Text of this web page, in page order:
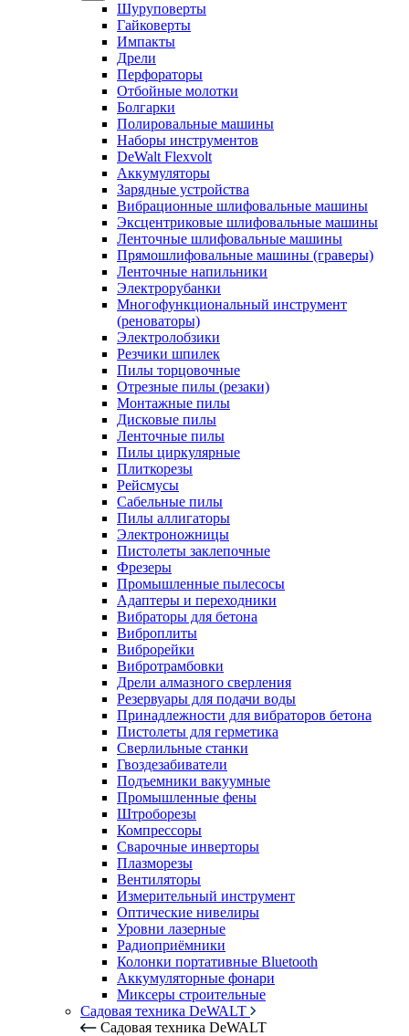
Шуруповерты
Гайковерты
Импакты
Дрели
Перфораторы
Отбойные молотки
Болгарки
Полировальные машины
Наборы инструментов
DeWalt Flexvolt
Аккумуляторы
Зарядные устройства
Вибрационные шлифовальные машины
Эксцентриковые шлифовальные машины
Ленточные шлифовальные машины
Прямошлифовальные машины (граверы)
Ленточные напильники
Электрорубанки
Многофункциональный инструмент
(реноваторы)
Электролобзики
Резчики шпилек
Пилы торцовочные
Отрезные пилы (резаки)
Монтажные пилы
Дисковые пилы
Ленточные пилы
Пилы циркулярные
Плиткорезы
Рейсмусы
Сабельные пилы
Пилы аллигаторы
Электроножницы
Пистолеты заклепочные
Фрезеры
Промышленные пылесосы
Адаптеры и переходники
Вибраторы для бетона
Виброплиты
Виброрейки
Вибротрамбовки
Дрели алмазного сверления
Резервуары для подачи воды
Принадлежности для вибраторов бетона
Пистолеты для герметика
Сверлильные станки
Гвоздезабиватели
Подъемники вакуумные
Промышленные фены
Штроборезы
Компрессоры
Сварочные инверторы
Плазморезы
Вентиляторы
Измерительный инструмент
Оптические нивелиры
Уровни лазерные
Радиоприёмники
Колонки портативные Bluetooth
Аккумуляторные фонари
Миксеры строительные
Садовая техника DeWALT
Садовая техника DeWALT